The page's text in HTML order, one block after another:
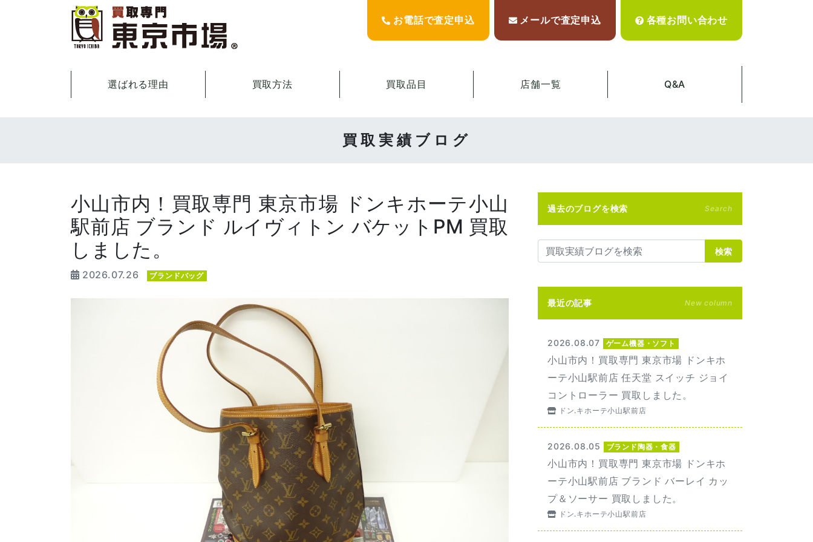
お電話で査定申込 メールで査定申込 各種お問い合わせ
選ばれる理由 買取方法 買取品目 店舗一覧 Q&A
買取実績ブログ
小山市内！買取専門 東京市場 ドンキホーテ小山
駅前店 ブランド ルイヴィトン バケットPM 買取
しました。
2026.07.26 ブランドバッグ
過去のブログを検索 Search
検索
最近の記事 New column
2026.08.07 ゲーム機器・ソフト
小山市内！買取専門 東京市場 ドンキホ
ーテ小山駅前店 任天堂 スイッチ ジョイ
コントローラー 買取しました。
ドン.キホーテ小山駅前店
2026.08.05 ブランド陶器・食器
小山市内！買取専門 東京市場 ドンキホ
ーテ小山駅前店 ブランド バーレイ カッ
プ＆ソーサー 買取しました。
ドン.キホーテ小山駅前店